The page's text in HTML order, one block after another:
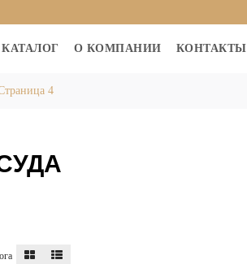
КАТАЛОГ О КОМПАНИИ КОНТАКТЫ
4